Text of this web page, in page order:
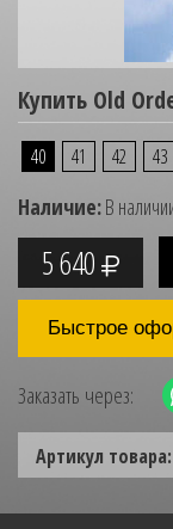
Купить Old
40 41 42 43
Наличие:В
5 640
Быстрое
Заказать через:
Артикул товара: